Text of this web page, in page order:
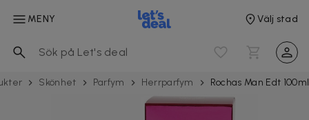
MENY Välj stad
Skönhet Parfym Herrparfym Rochas Man Edt 100ml